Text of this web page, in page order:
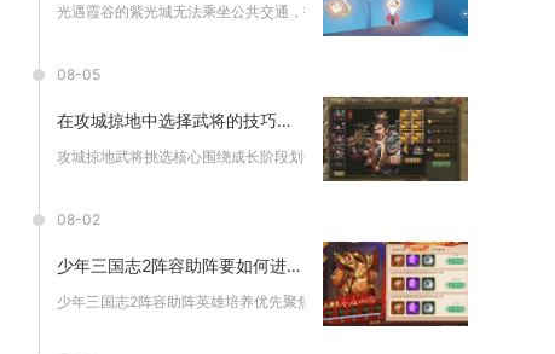
光遇霞谷的紫光城无法乘坐公共交通，抵达该区域仅能通过自主飞行...
08-05
在攻城掠地中选择武将的技巧有哪些
攻城掠地武将挑选核心围绕成长阶段划分、地形特性匹配、战法定位...
08-02
少年三国志2阵容助阵要如何进行英雄培养
少年三国志2阵容助阵英雄培养优先聚焦等级提升与星级突破，舍弃...